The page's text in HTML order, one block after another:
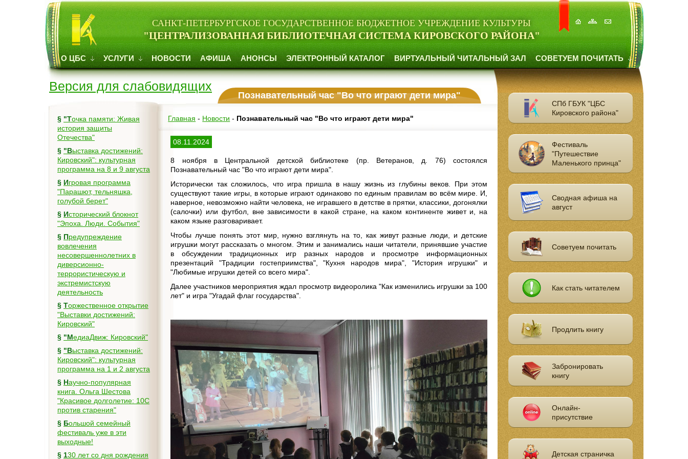
САНКТ-ПЕТЕРБУРГСКОЕ ГОСУДАРСТВЕННОЕ БЮДЖЕТНОЕ УЧРЕЖДЕНИЕ КУЛЬТУРЫ
"ЦЕНТРАЛИЗОВАННАЯ БИБЛИОТЕЧНАЯ СИСТЕМА КИРОВСКОГО РАЙОНА"
О ЦБС УСЛУГИ НОВОСТИ АФИША АНОНСЫ ЭЛЕКТРОННЫЙ КАТАЛОГ ВИРТУАЛЬНЫЙ ЧИТАЛЬНЫЙ ЗАЛ СОВЕТУЕМ ПОЧИТАТЬ
Версия для слабовидящих
§ "Точка памяти: Живая
история защиты
Отечества"
§ "Выставка достижений:
Кировский": культурная
программа на 8 и 9 августа
§ Игровая программа
"Парашют, тельняшка,
голубой берет"
§ Исторический блокнот
"Эпоха. Люди. События"
§ Предупреждение
вовлечения
несовершеннолетних в
диверсионно-
террористическую и
экстремистскую
деятельность
§ Торжественное открытие
"Выставки достижений:
Кировский"
§
"МедиаДвиж: Кировский"
§ "Выставка достижений:
Кировский": культурная
программа на 1 и 2 августа
§ Научно-популярная
книга. Ольга Шестова
"Красивое долголетие: 10C
против старения"
§ Большой семейный
фестиваль уже в эти
выходные!
§ 130 лет со дня рождения
Познавательный час "Во что играют дети мира"
Главная - Новости - Познавательный час "Во что играют дети мира"
08.11.2024
8 ноября в Центральной детской библиотеке (пр. Ветеранов, д. 76) состоялся
Познавательный час "Во что играют дети мира".
Исторически так сложилось, что игра пришла в нашу жизнь из глубины веков. При этом
существуют такие игры, в которые играют одинаково по единым правилам во всём мире. И,
наверное, невозможно найти человека, не игравшего в детстве в прятки, классики, догонялки
(салочки) или футбол, вне зависимости в какой стране, на каком континенте живет и, на
каком языке разговаривает.
Чтобы лучше понять этот мир, нужно взглянуть на то, как живут разные люди, и детские
игрушки могут рассказать о многом. Этим и занимались наши читатели, принявшие участие
в обсуждении традиционных игр разных народов и просмотре информационных
презентаций "Традиции гостеприимства", "Кухня народов мира", "История игрушки" и
"Любимые игрушки детей со всего мира".
Далее участников мероприятия ждал просмотр видеоролика "Как изменились игрушки за 100
лет" и игра "Угадай флаг государства".
СПб ГБУК "ЦБС
Кировского района"
Фестиваль
"Путешествие
Маленького принца"
Сводная афиша на
август
Советуем почитать
Как стать читателем
Продлить книгу
Забронировать
книгу
Онлайн-
присутствие
Детская страничка